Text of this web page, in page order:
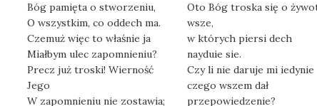
Bóg pamięta o stworzeniu,
O wszystkim, co oddech ma.
Czemuż więc to właśnie ja
Miałbym ulec zapomnieniu?
Precz już troski! Wierność
Jego
W zapomnieniu nie zostawia;
Oto Bóg troska się o
wsze,
w których piersi dech
nayduie sie.
Czy li nie daruje mi iedynie
czego wszem dał
przepowiedzenie?